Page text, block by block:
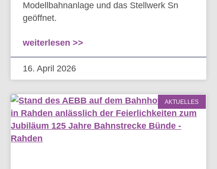
Modellbahnanlage und das Stellwerk Sn
geöffnet.
weiterlesen >>
16. April 2026
AKTUELLES